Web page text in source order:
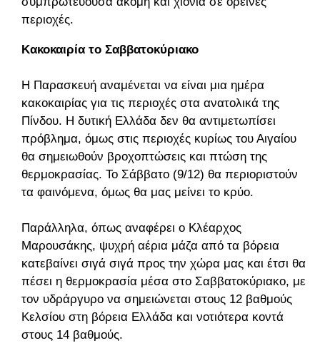
περιοχές.
Κακοκαιρία το Σαββατοκύριακο
Η Παρασκευή αναμένεται να είναι μια ημέρα
κακοκαιρίας για τις περιοχές στα ανατολικά της
Πίνδου. Η δυτική Ελλάδα δεν θα αντιμετωπίσει
πρόβλημα, όμως στις περιοχές κυρίως του Αιγαίου
θα σημειωθούν βροχοπτώσεις και πτώση της
θερμοκρασίας. Το Σάββατο (9/12) θα περιοριστούν
τα φαινόμενα, όμως θα μας μείνει το κρύο.
Παράλληλα, όπως αναφέρει ο Κλέαρχος
Μαρουσάκης, ψυχρή αέρια μάζα από τα βόρεια
κατεβαίνει σιγά σιγά προς την χώρα μας και έτσι θα
πέσει η θερμοκρασία μέσα στο Σαββατοκύριακο, με
τον υδράργυρο να σημειώνεται στους 12 βαθμούς
Κελσίου στη βόρεια Ελλάδα και νοτιότερα κοντά
στους 14 βαθμούς.